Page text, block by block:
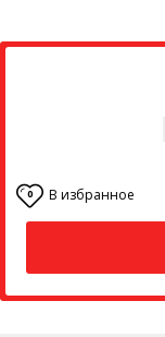
0 В избранное